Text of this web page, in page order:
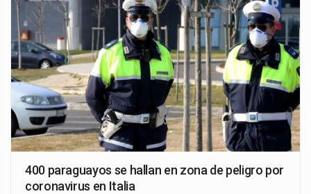
400 paraguayos se hallan en zona de peligro por
coronavirus en Italia